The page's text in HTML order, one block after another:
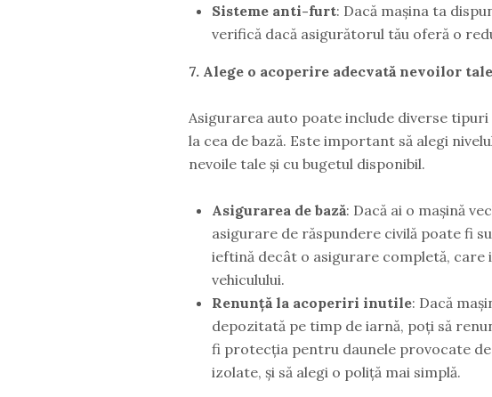
Sisteme anti-furt: Dacă mașina ta
verifică dacă asigurătorul tău oferă o
7. Alege o acoperire adecvată nevoilor tale
Asigurarea auto poate include diverse
la cea de bază. Este important să alegi
nevoile tale și cu bugetul disponibil.
Asigurarea de bază: Dacă ai o mașină
asigurare de răspundere civilă poate fi
ieftină decât o asigurare completă,
vehiculului.
Renunță la acoperiri inutile: Dacă
depozitată pe timp de iarnă, poți să
fi protecția pentru daunele provocate
izolate, și să alegi o poliță mai simplă.